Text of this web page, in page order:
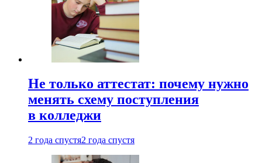
Не только аттестат: почему нужно
менять схему поступления
в колледжи
2 года спустя2 года спустя